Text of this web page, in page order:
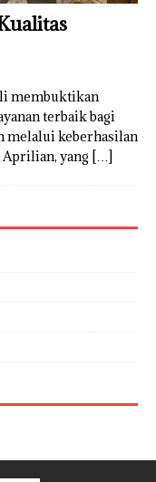
membuktikan
terbaik bagi
melalui keberhasilan
Aprilian, yang […]